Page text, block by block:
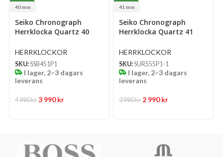
40 mm
Select
options
Seiko Chronograph
Herrklocka Quartz 40
Urtavla Med Stållänk
HERRKLOCKOR
SKU:SSB451P1
I lager, 2–3 dagars
leverans
4 990kr 3 990kr
41 mm
Select
options
Seiko Chronograph
Herrklocka Quartz 41
Stållänk
HERRKLOCKOR
SKU:SUR555P1-1
I lager, 2–3 dagars
leverans
3 990kr 2 990kr